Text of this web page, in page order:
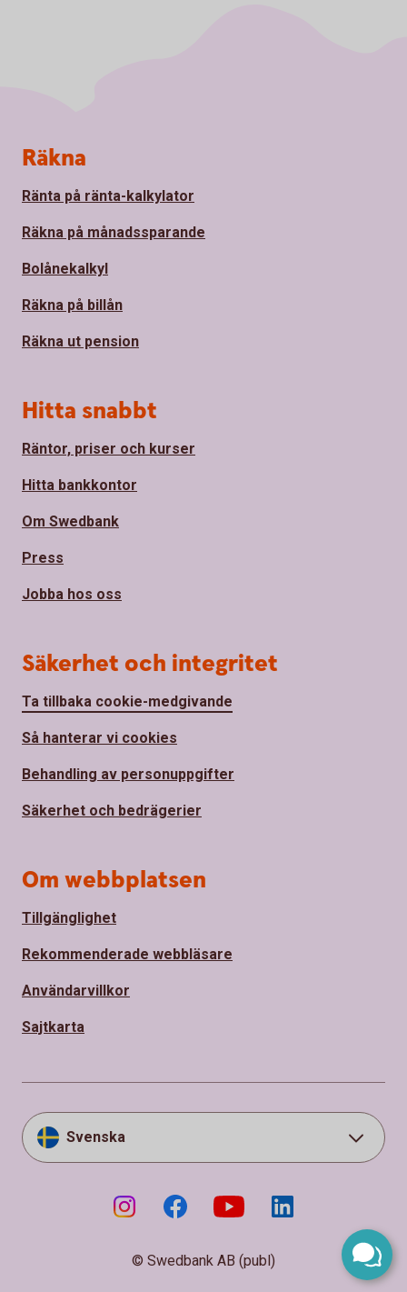
Sidfot
Räkna
Ränta på ränta-kalkylator
Räkna på månadssparande
Bolånekalkyl
Räkna på billån
Räkna ut pension
Hitta snabbt
Räntor, priser och kurser
Hitta bankkontor
Om Swedbank
Press
Jobba hos oss
Säkerhet och integritet
Ta tillbaka cookie-medgivande
Så hanterar vi cookies
Behandling av personuppgifter
Säkerhet och bedrägerier
Om webbplatsen
Tillgänglighet
Rekommenderade webbläsare
Användarvillkor
Sajtkarta
Svenska
© Swedbank AB (publ)